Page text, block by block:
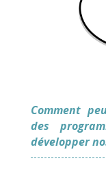
Comment
des
développer